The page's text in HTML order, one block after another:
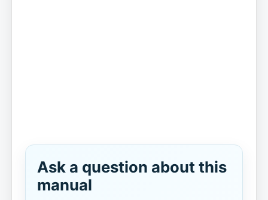
Ask a question about this
manual